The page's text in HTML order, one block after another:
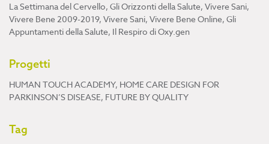
La Settimana del Cervello, Gli Orizzonti della Salute, Vivere Sani,
Vivere Bene 2009-2019, Vivere Sani, Vivere Bene Online, Gli
Appuntamenti della Salute, Il Respiro di Oxy.gen
Progetti
HUMAN TOUCH ACADEMY, HOME CARE DESIGN FOR
PARKINSON’S DISEASE, FUTURE BY QUALITY
Tag